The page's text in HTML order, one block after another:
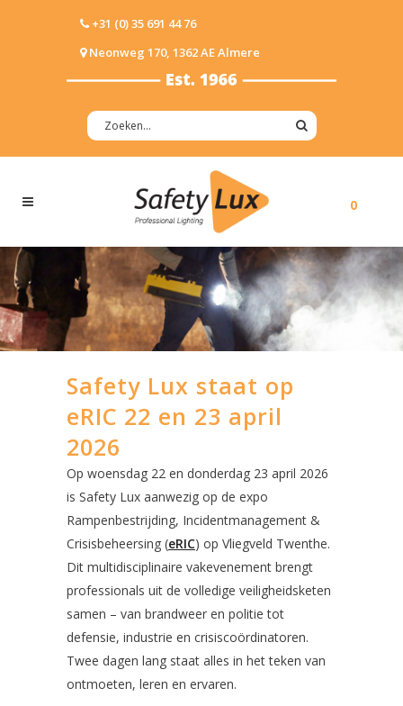
+31 (0) 35 691 44 76
Neonweg 170, 1362 AE Almere
0
Safety Lux staat op
eRIC 22 en 23 april
2026
Op woensdag 22 en donderdag 23 april 2026
is Safety Lux aanwezig op de expo
Rampenbestrijding, Incidentmanagement &
Crisisbeheersing (eRIC) op Vliegveld Twenthe.
Dit multidisciplinaire vakevenement brengt
professionals uit de volledige veiligheidsketen
samen – van brandweer en politie tot
defensie, industrie en crisiscoördinatoren.
Twee dagen lang staat alles in het teken van
ontmoeten, leren en ervaren.